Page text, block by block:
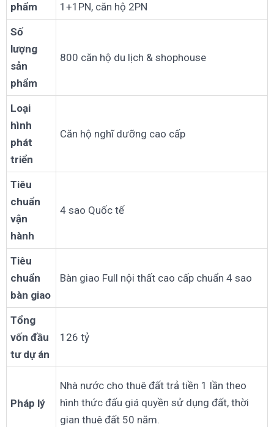
phẩm
1+1PN, căn hộ 2PN
Số
lượng
sản
phẩm
800 căn hộ du lịch & shophouse
Loại
hình
phát
triển
Căn hộ nghĩ dưỡng cao cấp
Tiêu
chuẩn
vận
hành
4 sao Quốc tế
Tiêu
chuẩn
bàn giao
Bàn giao Full nội thất cao cấp chuẩn 4 sao
Tổng
vốn đầu
tư dự án
126 tỷ
Pháp lý
Nhà nước cho thuê đất trả tiền 1 lần theo
hình thức đấu giá quyền sử dụng đất, thời
gian thuê đất 50 năm.